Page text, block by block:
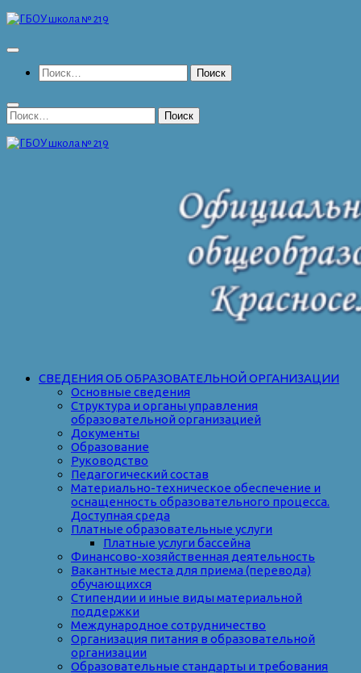
Перейти
содержимому
Найти:
Найти:
СВЕДЕНИЯ ОБ ОБРАЗОВАТЕЛЬНОЙ ОРГАНИЗАЦИИ
Основные сведения
Структура и органы управления
образовательной организацией
Документы
Образование
Руководство
Педагогический состав
Материально-техническое обеспечение и
оснащенность образовательного процесса.
Доступная среда
Платные образовательные услуги
Платные услуги бассейна
Финансово-хозяйственная деятельность
Вакантные места для приема (перевода)
обучающихся
Стипендии и иные виды материальной
поддержки
Международное сотрудничество
Организация питания в образовательной
организации
Образовательные стандарты и требования